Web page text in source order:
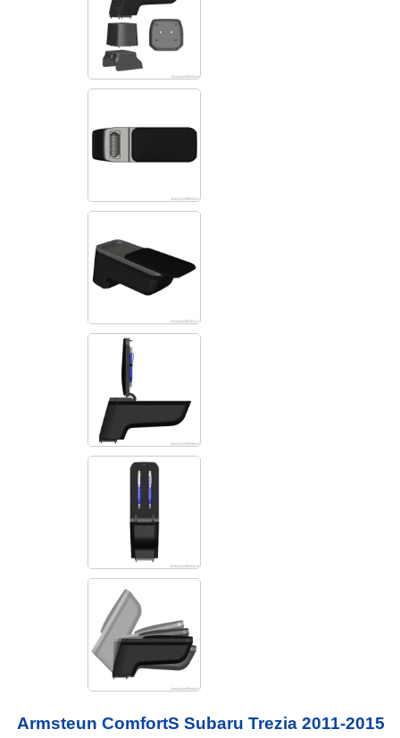
Armsteun ComfortS Subaru Trezia 2011-2015